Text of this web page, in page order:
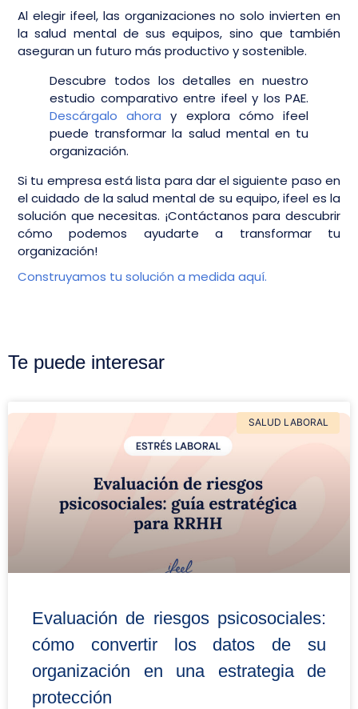
Al elegir ifeel, las organizaciones no solo invierten en
la salud mental de sus equipos, sino que también
aseguran un futuro más productivo y sostenible.
Descubre todos los detalles en nuestro
estudio comparativo entre ifeel y los PAE.
Descárgalo ahora y explora cómo ifeel
puede transformar la salud mental en tu
organización.
Si tu empresa está lista para dar el siguiente paso en
el cuidado de la salud mental de su equipo, ifeel es la
solución que necesitas. ¡Contáctanos para descubrir
cómo podemos ayudarte a transformar tu
organización!
Construyamos tu solución a medida aquí.
Te puede interesar
SALUD LABORAL
Evaluación de riesgos psicosociales:
cómo convertir los datos de su
organización en una estrategia de
protección